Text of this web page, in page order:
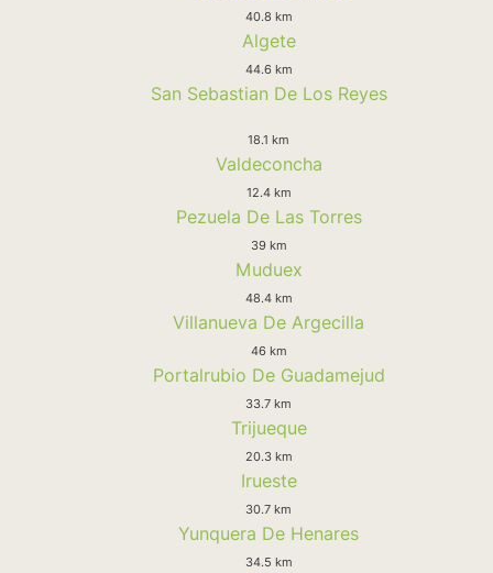
40.8 km
Algete
44.6 km
San Sebastian De Los Reyes
18.1 km
Valdeconcha
12.4 km
Pezuela De Las Torres
39 km
Muduex
48.4 km
Villanueva De Argecilla
46 km
Portalrubio De Guadamejud
33.7 km
Trijueque
20.3 km
Irueste
30.7 km
Yunquera De Henares
34.5 km